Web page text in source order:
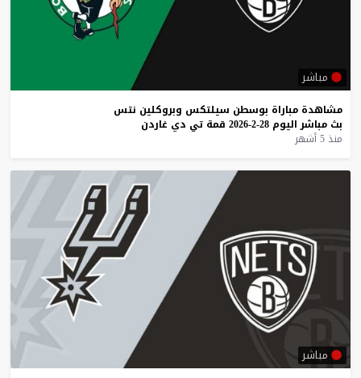
مباشر
مشاهدة مباراة بوسطن سيلتكس وبروكلين نتس
بث مباشر اليوم 28-2-2026 قمة تي دي غاردن
منذ 5 أشهر
مباشر